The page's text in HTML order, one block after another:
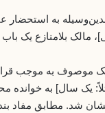
بدین‌وسیله به
مالک بلامنازع یک
موصوف به موجب
یک سال] به خوانده
شد. مطابق مفاد